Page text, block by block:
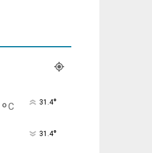
°C 31.4°
31.4°